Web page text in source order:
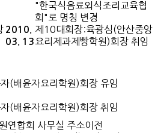
"한국식음료외식조리교육협
회"로 명칭 변경
2010.
03. 13
제10대회장:육광심(안산중앙
요리제과제빵학원)회장 취임
(배윤자요리학원)회장 유임
(배윤자요리학원)회장 취임
연합회 사무실 주소이전